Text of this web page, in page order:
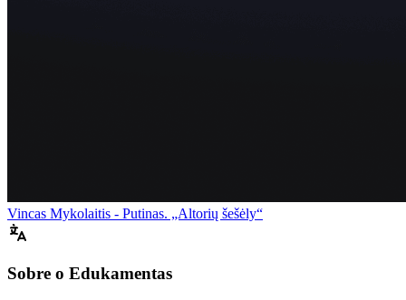
Vincas Mykolaitis - Putinas. „Altorių šešėly“
Sobre o Edukamentas